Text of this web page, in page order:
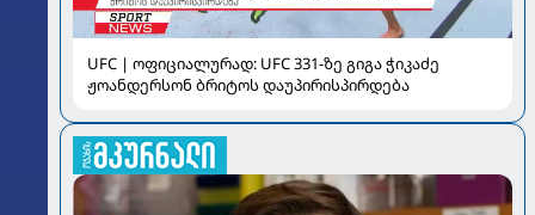
UFC | ოფიციალურად: UFC 331-ზე გიგა ჭიკაძე
ჟოანდერსონ ბრიტოს დაუპირისპირდება